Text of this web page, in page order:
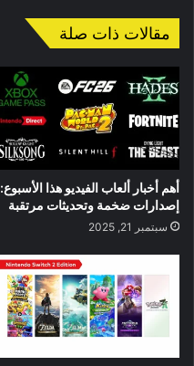
مقالات ذات صلة
أهم أخبار ألعاب الفيديو هذا الأسبوع:
إصدارات ضخمة وتحديثات مرتقبة
سبتمبر 21, 2025